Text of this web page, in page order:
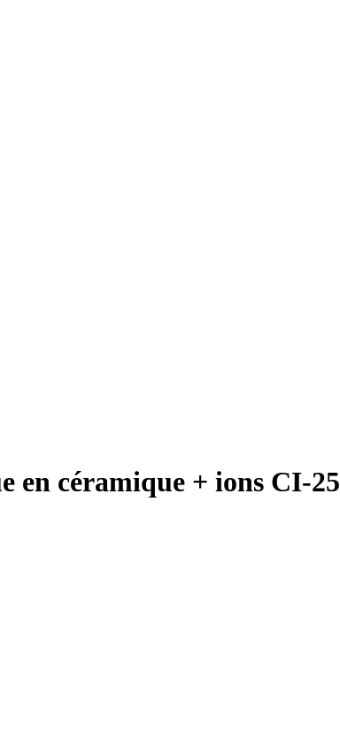
en céramique + ions CI-25